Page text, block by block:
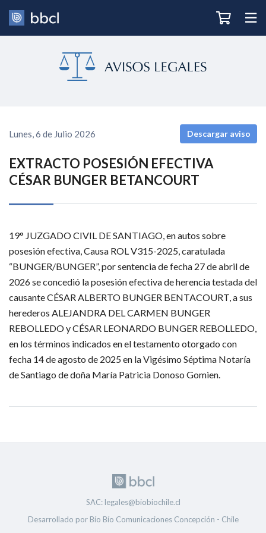
Lunes, 6 de Julio 2026 Descargar aviso
EXTRACTO POSESIÓN EFECTIVA
CÉSAR BUNGER BETANCOURT
19° JUZGADO CIVIL DE SANTIAGO, en autos sobre
posesión efectiva, Causa ROL V315-2025, caratulada
“BUNGER/BUNGER”, por sentencia de fecha 27 de abril de
2026 se concedió la posesión efectiva de herencia testada del
causante CÉSAR ALBERTO BUNGER BENTACOURT, a sus
herederos ALEJANDRA DEL CARMEN BUNGER
REBOLLEDO y CÉSAR LEONARDO BUNGER REBOLLEDO,
en los términos indicados en el testamento otorgado con
fecha 14 de agosto de 2025 en la Vigésimo Séptima Notaría
de Santiago de doña María Patricia Donoso Gomien.
SAC: legales@biobiochile.cl
Desarrollado por Bío Bío Comunicaciones Concepción - Chile